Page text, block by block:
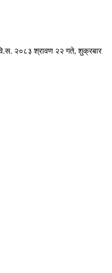
२०८३ श्रावण २२ गते, शुक्रबार